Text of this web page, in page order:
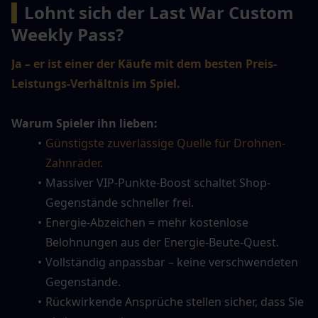
Lohnt sich der Last War Custom
Weekly Pass?
Ja – er ist einer der Käufe mit dem besten Preis-
Leistungs-Verhältnis im Spiel.
Warum Spieler ihn lieben:
Günstigste zuverlässige Quelle für Drohnen-
Zahnräder.
Massiver VIP-Punkte-Boost schaltet Shop-
Gegenstände schneller frei.
Energie-Abzeichen = mehr kostenlose
Belohnungen aus der Energie-Beute-Quest.
Vollständig anpassbar – keine verschwendeten
Gegenstände.
Rückwirkende Ansprüche stellen sicher, dass Sie